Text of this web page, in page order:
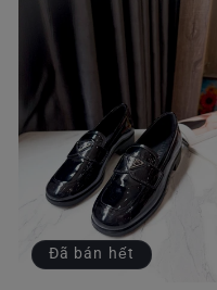
thường
Đã bán hết